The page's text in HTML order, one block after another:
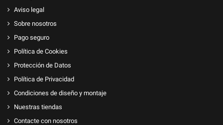
Aviso legal
Sobre nosotros
Pago seguro
Política de Cookies
Protección de Datos
Política de Privacidad
Condiciones de diseño y montaje
Nuestras tiendas
Contacte con nosotros